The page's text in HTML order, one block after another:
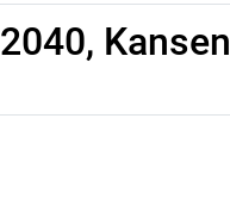
Kansen